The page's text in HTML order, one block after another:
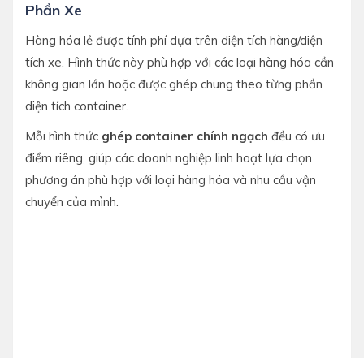
Phần Xe
Hàng hóa lẻ được tính phí dựa trên diện tích hàng/diện
tích xe. Hình thức này phù hợp với các loại hàng hóa cần
không gian lớn hoặc được ghép chung theo từng phần
diện tích container.
Mỗi hình thức ghép container chính ngạch đều có ưu
điểm riêng, giúp các doanh nghiệp linh hoạt lựa chọn
phương án phù hợp với loại hàng hóa và nhu cầu vận
chuyển của mình.